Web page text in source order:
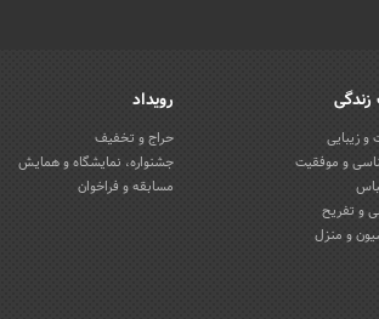
زیبایی
و موفقیت
و تفریح
و منزل
رویداد
حراج و تخفیف
جشنواره، نمایشگاه و همایش
مسابقه و فراخوان